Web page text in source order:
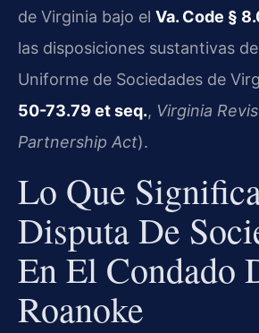
de Virginia bajo el Va. Code §
las disposiciones sustantivas
Uniforme de Sociedades de
50-73.79 et seq., Virginia
Partnership Act).
Lo Que
Disputa De
En El Condado
Roanoke